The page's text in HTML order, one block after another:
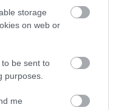
storage
on web or
be sent to
purposes.
me
fegyverekért rohantak,
köveket is dobáltak. Elias
töltötte meg a
Millert a lováról. Miller
végzett vele. Az